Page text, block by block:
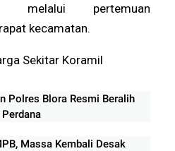
melalui pertemuan
kecamatan.
Sekitar Koramil
Polres Blora Resmi Beralih
Massa Kembali Desak